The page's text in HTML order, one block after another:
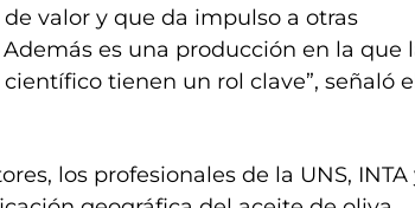
valor y que da impulso a otras
es una producción en la que
tienen un rol clave”, señaló
los profesionales de la UNS, INTA